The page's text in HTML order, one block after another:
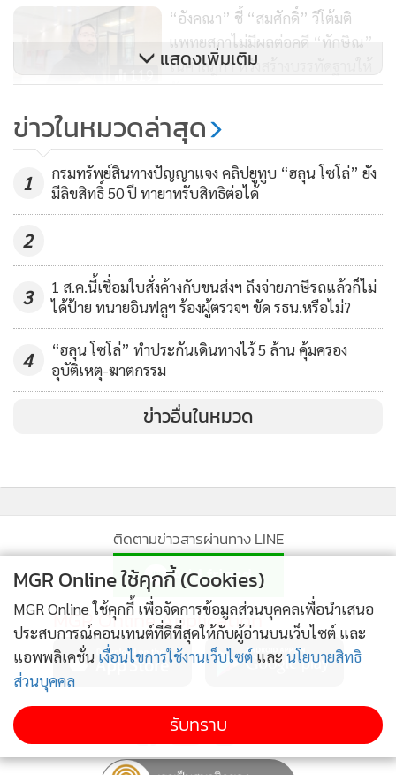
รวมถึงได้คุยกับภรรยาของคุณหมอ, ภรรยาคุณหมอเล่าให้ฟังว่า
ช่วงสุดท้ายที่คุณหมอเริ่มไม่ไหวคุณหมอพีก็ยังปลอบใจภรรยา
ด้วยคำว่า "ไม่ต้องร้องไห้ไม่ต้องกลัว เดี๋ยวอีก 6 เดือนทุกอย่างก็จะ
เข้าที่เอง" คือฟังไปก็รู้สึกบีบหัวใจไปด้วย
ภรรยาของคุณหมอเล่าให้ฟังว่าคุณหมอเผชิญหน้ากับความตาย
ได้อย่างเป็นธรรมชาติและเข้าใจโลกมาก คุณหมอเป็นคนเลือก
รูปหน้าศพด้วยตัวเองและเป็นคนไปจัดเตรียมของชำร่วยงานศพ
ของตัวเองด้วยตัวเองอย่างพิถีพิถัน และมอบหมายให้ภรรยาคุณ
หมอบอกกับแขกที่มาทุกท่านว่าให้อ่านหนังสือที่ชื่อว่าคู่มือ
มนุษย์ของพระพุทธทาสภิกขุให้จบ
ผมถามตรงๆ ว่าคุณหมอพีกลัวตายไหม คุณหมอบอกว่า "ไม่กลัว
ตายเลย ความตายเป็นเรื่องธรรมชาติไม่ใช่เรื่องผิดบาปหรือผิด
ปกติ เรากลัวเพราะเราไม่เข้าใจเฉยๆ เราแค่เห็นว่าความตายเป็น
เรื่องผิดปกติและไม่ควรเกิดขึ้นกับเรา แต่ถ้าเราเข้าใจมันแล้วเรา
ทุกคนอย่าลืมไปตรวจสุขภาพกันนะ อย่าใช้ชีวิตด้วยความ
ประมาท คิดว่าโรคนี้คงไม่เกิดกับเราหรอกหรือความตายกว่าจะ
มาถึงเราอีกนาน
#สุดท้าย
อีกหนึ่งสิ่งที่เรื่องราวคุณหมอสอนเราคือ ถ้าสิ่งไหนใช้เงินแก้
ปัญหาได้...สิ่งนั้นคือเรื่องเล็กเรื่องขี้หมา...แต่ถ้าสิ่งไหนใช้เงินแก้
ปัญหาไม่ได้....สิ่งนั้นคือ...ของจริงแล้วนะ
119
“อังคณา” ชี้​ “สมศักดิ์” วีโต้มติ
แพทยสภาไม่มีผลต่อคดี “ทักษิณ”
ในศาลฎีกา หวังสร้างบรรทัดฐานให้
ชัด
385
“รพ.มะเร็งสมัยใหม่สแตมฟอร์ดก
ว่างโจว” เปิดโอกาสให้สื่อมวลชน
ไทยเข้าสังเกตการณ์ รักษามะเร็ง
อย่างใกล้ชิด
แสดงเพิ่มเติม
ข่าวในหมวดล่าสุด
1
กรมทรัพย์สินทางปัญญาแจง คลิปยูทูบ “ฮลุน โซโล่” ยัง
มีลิขสิทธิ์ 50 ปี ทายาทรับสิทธิต่อได้
2
3
1 ส.ค.นี้เชื่อมใบสั่งค้างกับขนส่งฯ ถึงจ่ายภาษีรถแล้วก็ไม่
ได้ป้าย ทนายอินฟลูฯ ร้องผู้ตรวจฯ ขัด รธน.หรือไม่?
4
“ฮลุน โซโล่” ทำประกันเดินทางไว้ 5 ล้าน คุ้มครอง
อุบัติเหตุ-ฆาตกรรม
ข่าวอื่นในหมวด
ติดตามข่าวสารผ่านทาง LINE
MGR Online Application
ติดตาม MGR Online
MGR Online ใช้คุกกี้ (Cookies)
MGR Online ใช้คุกกี้ เพื่อจัดการข้อมูลส่วนบุคคลเพื่อนำเสนอ
ประสบการณ์คอนเทนต์ที่ดีที่สุดให้กับผู้อ่านบนเว็บไซต์ และ
แอพพลิเคชั่น เงื่อนไขการใช้งานเว็บไซต์ และ นโยบายสิทธิ
ส่วนบุคคล
รับทราบ